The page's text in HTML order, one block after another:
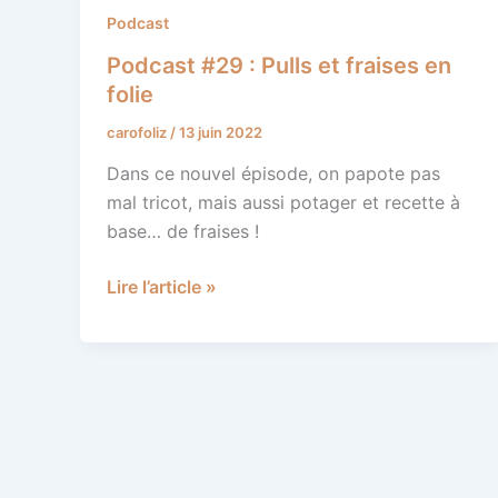
Podcast
Podcast #29 : Pulls et fraises en
folie
carofoliz /13 juin 2022
Dans ce nouvel épisode, on papote pas
mal tricot, mais aussi potager et recette à
base… de fraises !
Podcast
:
Pulls
et
fraises
en
folie
Lire l’article »